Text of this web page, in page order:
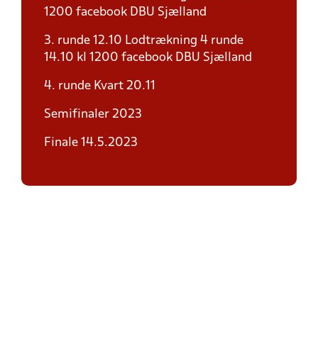
1200 facebook DBU Sjælland
3. runde 12.10 Lodtrækning 4 runde
14.10 kl 1200 facebook DBU Sjælland
4. runde Kvart 20.11
Semifinaler 2023
Finale 14.5.2023